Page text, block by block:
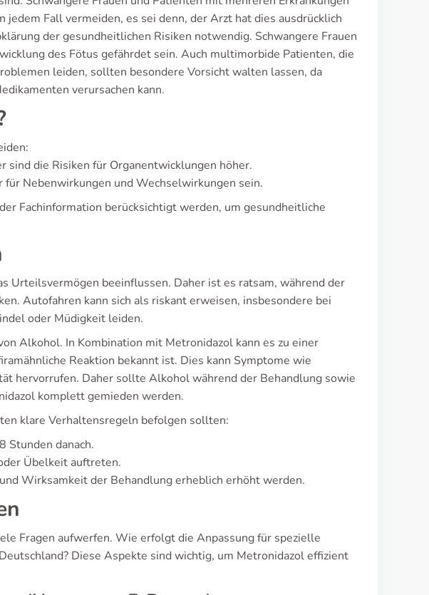
Fall vermeiden, es sei denn, der Arzt hat dies ausdrücklich
der gesundheitlichen Risiken notwendig. Schwangere Frauen
des Fötus gefährdet sein. Auch multimorbide Patienten, die
leiden, sollten besondere Vorsicht walten lassen, da
verursachen kann.
sind die Risiken für Organentwicklungen höher.
Nebenwirkungen und Wechselwirkungen sein.
Fachinformation berücksichtigt werden, um gesundheitliche
Urteilsvermögen beeinflussen. Daher ist es ratsam, während der
Autofahren kann sich als riskant erweisen, insbesondere bei
oder Müdigkeit leiden.
Alkohol. In Kombination mit Metronidazol kann es zu einer
Reaktion bekannt ist. Dies kann Symptome wie
hervorrufen. Daher sollte Alkohol während der Behandlung sowie
komplett gemieden werden.
klare Verhaltensregeln befolgen sollten:
Stunden danach.
Übelkeit auftreten.
Wirksamkeit der Behandlung erheblich erhöht werden.
Fragen aufwerfen. Wie erfolgt die Anpassung für spezielle
Diese Aspekte sind wichtig, um Metronidazol effizient